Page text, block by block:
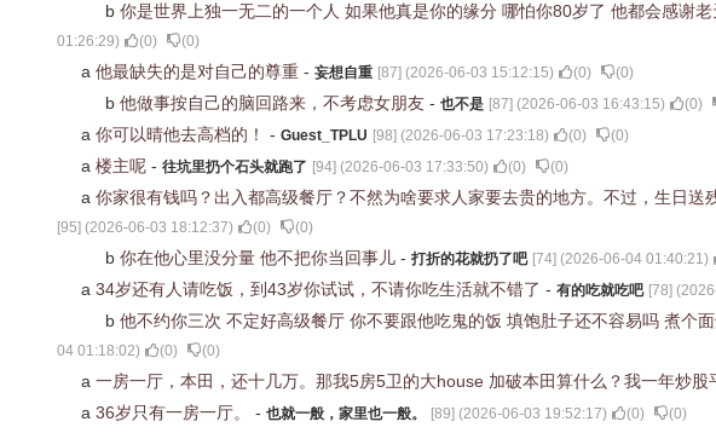
b 你是世界上独一无二的一个人 如果他真是你的缘分 哪怕你80岁了 他都会感谢
01:26:29) (0) (0)
a 他最缺失的是对自己的尊重 - 妄想自重 [87] (2026-06-03 15:12:15) (0) (0)
b 他做事按自己的脑回路来，不考虑女朋友 - 也不是 [87] (2026-06-03 16:43:15) (0)
a 你可以晴他去高档的！ - Guest_TPLU [98] (2026-06-03 17:23:18) (0) (0)
a 楼主呢 - 往坑里扔个石头就跑了 [94] (2026-06-03 17:33:50) (0) (0)
a 你家很有钱吗？出入都高级餐厅？不然为啥要求人家要去贵的地方。不过，生日送
[95] (2026-06-03 18:12:37) (0) (0)
b 你在他心里没分量 他不把你当回事儿 - 打折的花就扔了吧 [74] (2026-06-04 01:40:21)
a 34岁还有人请吃饭，到43岁你试试，不请你吃生活就不错了 - 有的吃就吃吧 [78] (
b 他不约你三次 不定好高级餐厅 你不要跟他吃鬼的饭 填饱肚子还不容易吗 煮个
04 01:18:02) (0) (0)
a 一房一厅，本田，还十几万。那我5房5卫的大house 加破本田算什么？我一年炒股
a 36岁只有一房一厅。 - 也就一般，家里也一般。 [89] (2026-06-03 19:52:17) (0) (0)